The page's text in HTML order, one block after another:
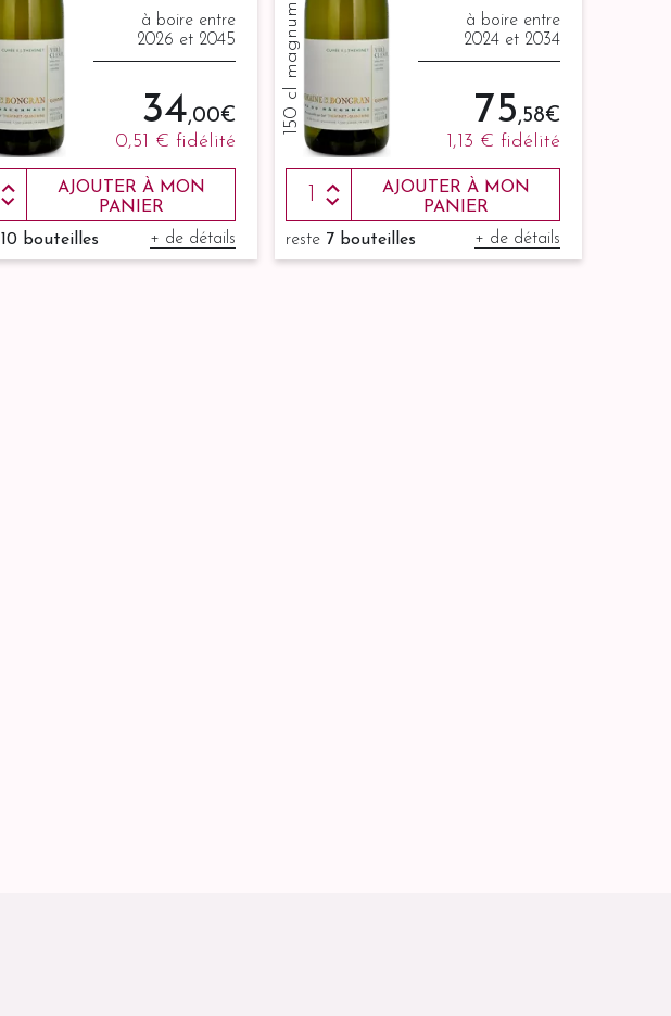
à boire entre
2026 et 2045
34,00 €
0,51 € fidélité
AJOUTER À MON
PANIER
10 bouteilles + de détails
150 cl magnum
à boire entre
2024 et 2034
75,58 €
1,13 € fidélité
AJOUTER À MON
PANIER
reste 7 bouteilles + de détails